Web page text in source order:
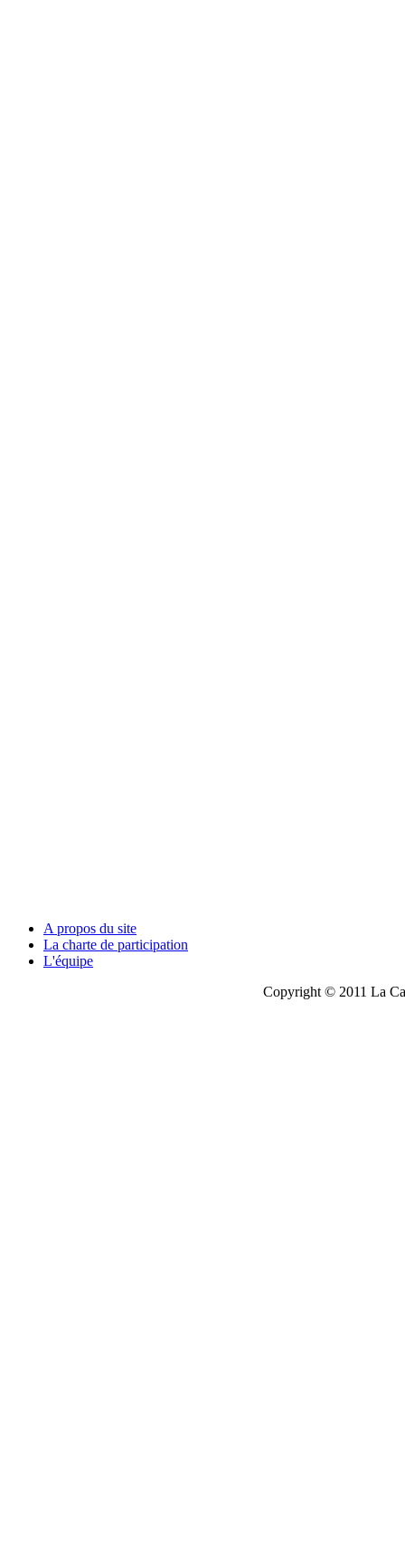
A propos du site
La charte de participation
L'équipe
Copyright © 2011 La